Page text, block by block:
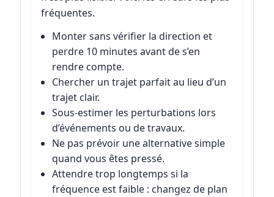
fréquentes.
Monter sans vérifier la direction et
perdre 10 minutes avant de s’en
rendre compte.
Chercher un trajet parfait au lieu d’un
trajet clair.
Sous-estimer les perturbations lors
d’événements ou de travaux.
Ne pas prévoir une alternative simple
quand vous êtes pressé.
Attendre trop longtemps si la
fréquence est faible : changez de plan